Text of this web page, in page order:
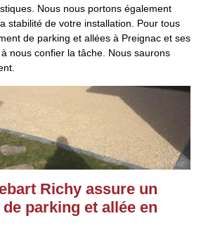
Nous nous portons également
stabilité de votre installation. Pour tous
de parking et allées à Preignac et ses
nous confier la tâche. Nous saurons
Richy assure un
parking et allée en